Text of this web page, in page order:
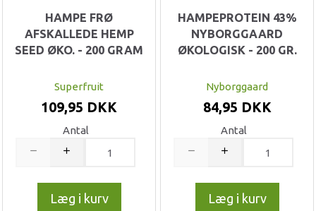
HAMPE FRØ
AFSKALLEDE HEMP
SEED ØKO. - 200 GRAM
Superfruit
109,95 DKK
Antal
Læg i kurv
HAMPEPROTEIN 43%
NYBORGGAARD
ØKOLOGISK - 200 GR.
Nyborggaard
84,95 DKK
Antal
Læg i kurv